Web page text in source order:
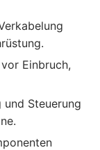
Einbruch,
und Steuerung